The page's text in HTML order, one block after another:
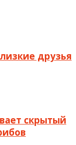
друзья
скрытый